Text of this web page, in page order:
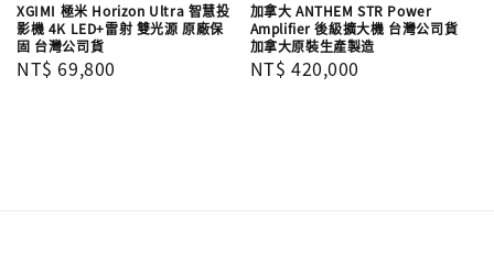
XGIMI 極米 Horizon Ultra 智慧投
影機 4K LED+雷射 雙光源 原廠保
固 台灣公司貨
Regular
NT$ 69,800
加拿大 ANTHEM STR Power
Amplifier 後級擴大機 台灣公司貨
加拿大原裝生產製造
Regular
NT$ 420,000